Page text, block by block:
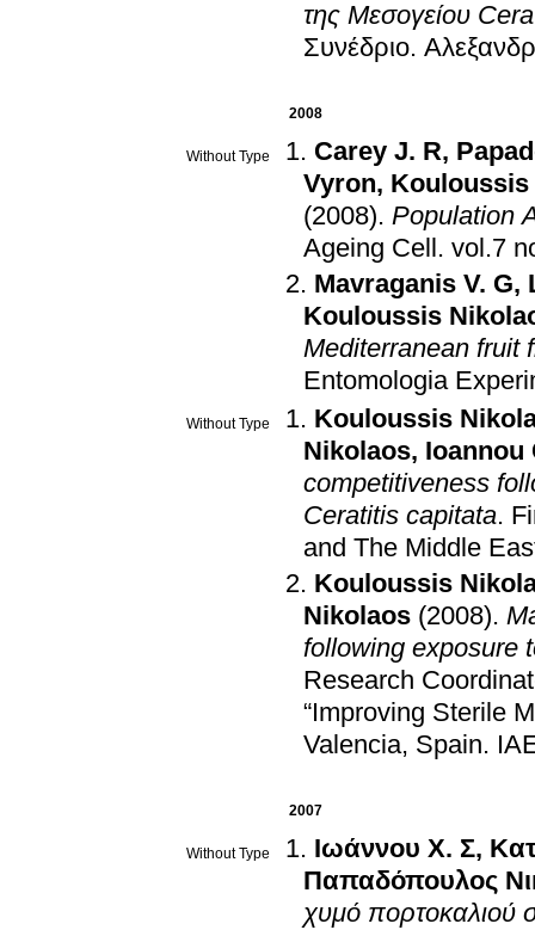
της Μεσογείου
Συνέδριο.
2008
Without Type Carey J. R,
Vyron,
(2008). Population
Ageing Cell .
Mavraganis V. G,
Kouloussis
Mediterranean fruit
Entomologia
Without Type
Kouloussis
Nikolaos, Ioannou
competitiveness
Ceratitis capitata.
and The Middle
Kouloussis
Nikolaos (2008).
following exposure
Research
“Improving Sterile
Valencia, Spain.
2007
Without Type Ιωάννου Χ. Σ,
Παπαδόπουλος
χυμό πορτοκαλιού